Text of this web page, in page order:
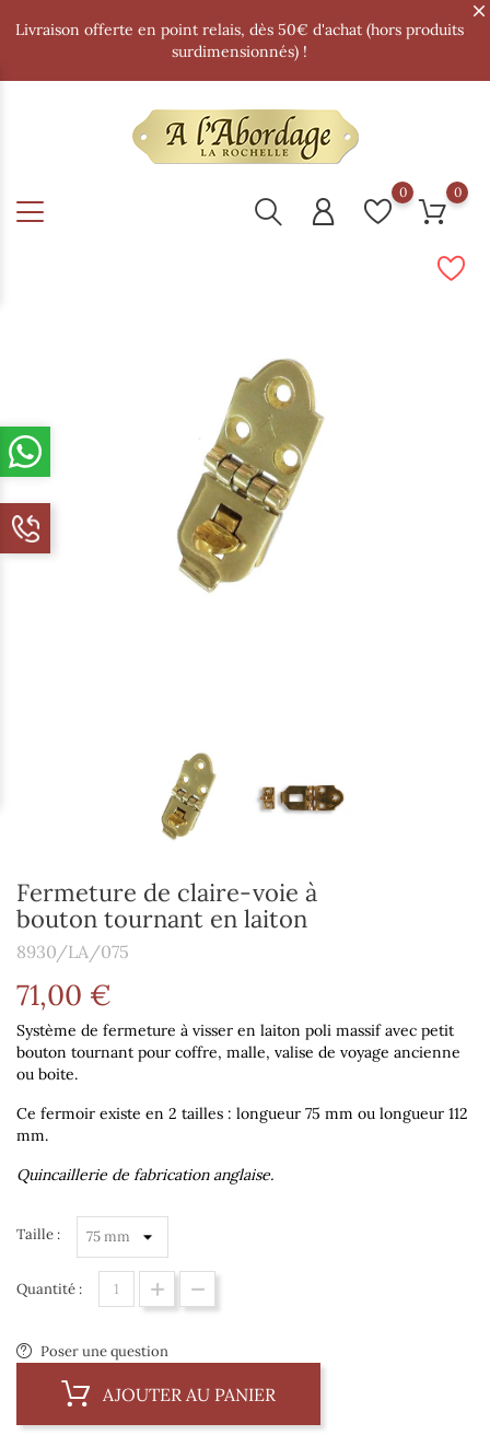
Livraison offerte en point relais, dès 50€ d'achat (hors produits
surdimensionnés) !
0 0
Fermeture de claire-voie à
bouton tournant en laiton
8930/LA/075
71,00 €
Système de fermeture à visser en laiton poli massif avec petit
bouton tournant pour coffre, malle, valise de voyage ancienne
ou boite.
Ce fermoir existe en 2 tailles : longueur 75 mm ou longueur 112
mm.
Quincaillerie de fabrication anglaise.
Taille :
Quantité :
Poser une question
AJOUTER AU PANIER